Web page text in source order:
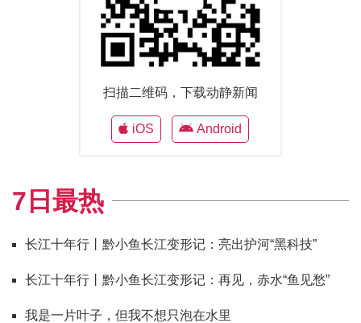
扫描二维码，下载动静新闻
iOS Android
7日最热
长江十年行丨黔小鱼长江变形记：亮出护河“黑科技”
长江十年行丨黔小鱼长江变形记：再见，赤水“鱼见愁”
我是一片叶子，但我不想只泡在水里